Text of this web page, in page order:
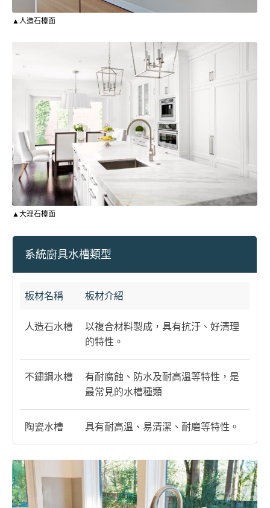
▲人造石檯面
▲大理石檯面
系統廚具水槽類型
板材名稱 板材介紹
人造石水槽
以複合材料製成，具有抗汙、好清理
的特性。
不鏽鋼水槽
有耐腐蝕、防水及耐高溫等特性，是
最常見的水槽種類
陶瓷水槽 具有耐高溫、易清潔、耐磨等特性。